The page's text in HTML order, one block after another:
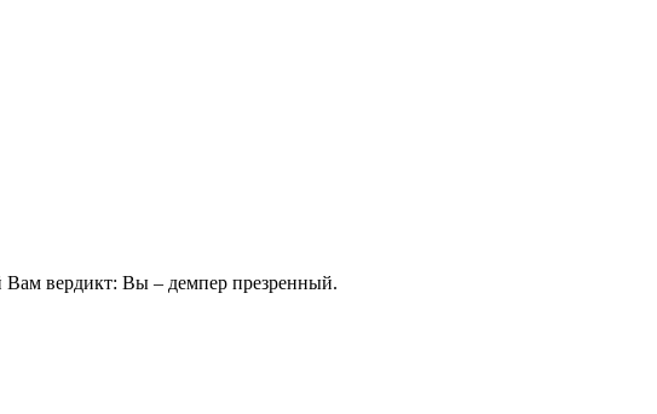
Вам вердикт: Вы – демпер презренный.